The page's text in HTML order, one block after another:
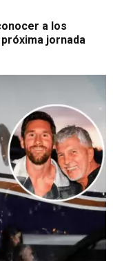
a los
jornada